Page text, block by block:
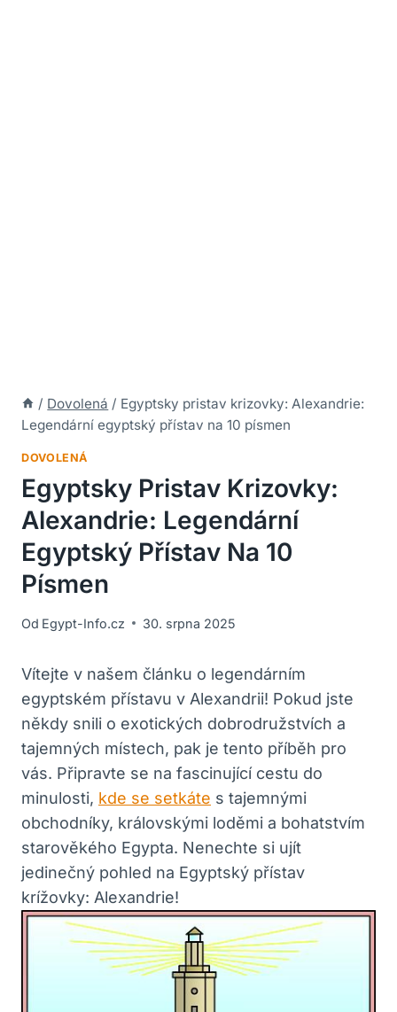
/ Dovolená / Egyptsky pristav krizovky: Alexandrie:
Legendární egyptský přístav na 10 písmen
DOVOLENÁ
Egyptsky Pristav Krizovky:
Alexandrie: Legendární
Egyptský Přístav Na 10
Písmen
Od Egypt-Info.cz 30. srpna 2025
Vítejte v našem článku o legendárním
egyptském přístavu v Alexandrii! Pokud jste
někdy snili o exotických dobrodružstvích a
tajemných místech, pak je tento příběh pro
vás. Připravte se na fascinující cestu do
minulosti, kde se setkáte s tajemnými
obchodníky, královskými loděmi a bohatstvím
starověkého Egypta. Nenechte si ujít
jedinečný pohled na Egyptský přístav
krížovky: Alexandrie!